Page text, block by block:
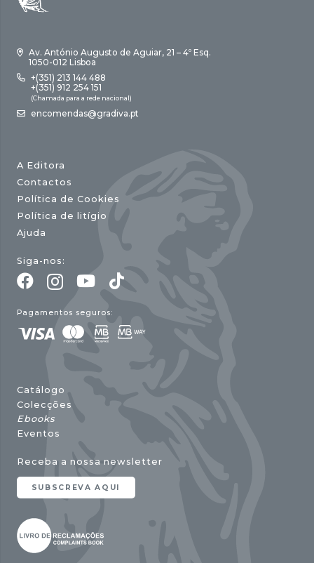
Av. António Augusto de Aguiar, 21 – 4º Esq.
1050-012 Lisboa
+(351) 213 144 488
+(351) 912 254 151
(Chamada para a rede nacional)
encomendas@gradiva.pt
A Editora
Contactos
Política de Cookies
Política de litígio
Ajuda
Siga-nos:
Pagamentos seguros:
Catálogo
Colecções
Ebooks
Eventos
Receba a nossa newsletter
SUBSCREVA AQUI